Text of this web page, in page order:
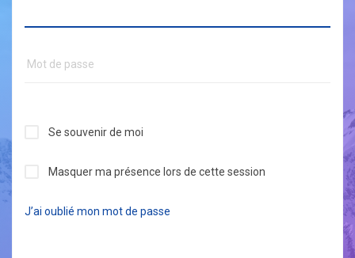
Se souvenir de moi
Masquer ma présence lors de cette session
J’ai oublié mon mot de passe